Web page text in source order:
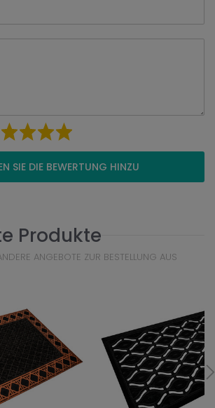
SIE DIE BEWERTUNG HINZU
Produkte
ANGEBOTE ZUR BESTELLUNG AUS